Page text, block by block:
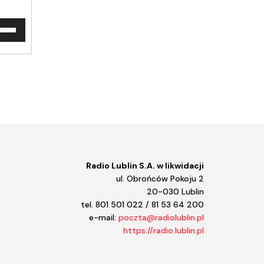
Radio Lublin S.A. w likwidacji
ul. Obrońców Pokoju 2
20-030 Lublin
tel. 801 501 022 / 81 53 64 200
e-mail: poczta@radiolublin.pl
https://radio.lublin.pl